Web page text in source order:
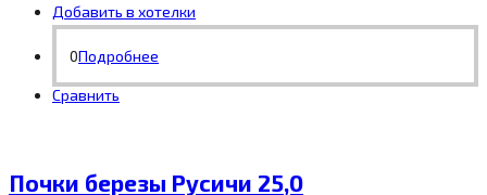
Добавить в хотелки
0Подробнее
Сравнить
Почки березы Русичи 25,0